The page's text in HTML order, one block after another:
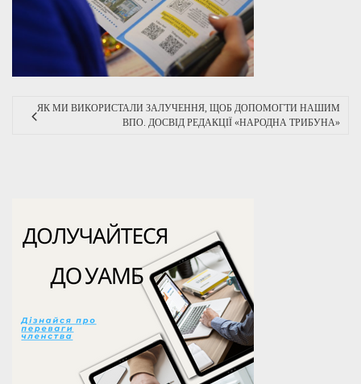
ЯК МИ ВИКОРИСТАЛИ ЗАЛУЧЕННЯ, ЩОБ ДОПОМОГТИ НАШИМ
ВПО. ДОСВІД РЕДАКЦІЇ «НАРОДНА ТРИБУНА»